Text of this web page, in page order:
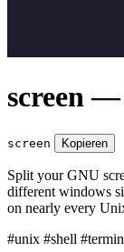
screen
screen Kopieren
Split your GNU
different windows
on nearly every
#unix #shell